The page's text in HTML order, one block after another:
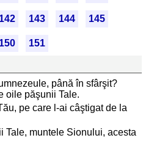
142 143 144 145
150
151
până în sfârşit?
oile păşunii Tale.
pe care l-ai câştigat de la
Tale, muntele Sionului, acesta